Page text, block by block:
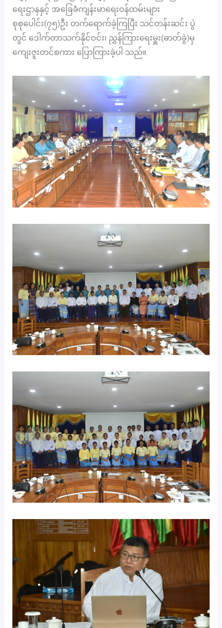
ရေးဌာနနှင့် အခြေခံကျန်းမာရေးဝန်ထမ်းများ
စုစုပေါင်း(၇၅)ဦး တက်ရောက်ခဲ့ကြပြီး သင်တန်းဆင်း ပွဲ
တွင် ဒေါက်တာသက်နိုင်ဝင်း၊ ညွှန်ကြားရေးမှူး(ဓာတ်ခွဲ)မှ
ကျေးဇူးတင်စကား ပြောကြားခဲ့ပါ သည်။